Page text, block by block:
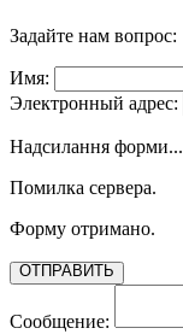
Задайте нам вопрос:
Имя:
Электронный адрес:
Надсилання форми...
Помилка сервера.
Форму отримано.
ОТПРАВИТЬ
Сообщение: